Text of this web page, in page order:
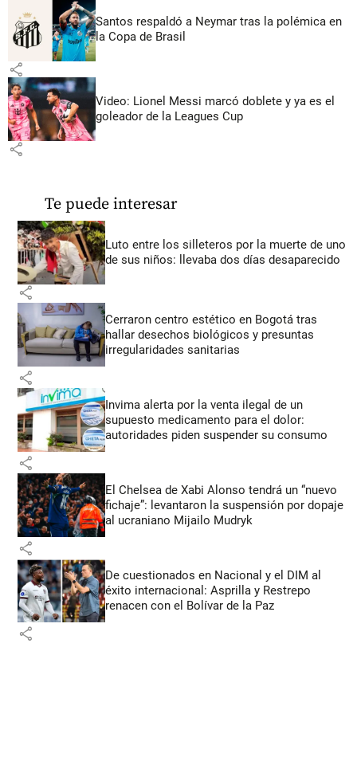
Santos respaldó a Neymar tras la polémica en
la Copa de Brasil
share
Video: Lionel Messi marcó doblete y ya es el
goleador de la Leagues Cup
share
Te puede interesar
Luto entre los silleteros por la muerte de uno
de sus niños: llevaba dos días desaparecido
share
Cerraron centro estético en Bogotá tras
hallar desechos biológicos y presuntas
irregularidades sanitarias
share
Invima alerta por la venta ilegal de un
supuesto medicamento para el dolor:
autoridades piden suspender su consumo
share
El Chelsea de Xabi Alonso tendrá un “nuevo
fichaje”: levantaron la suspensión por dopaje
al ucraniano Mijailo Mudryk
share
De cuestionados en Nacional y el DIM al
éxito internacional: Asprilla y Restrepo
renacen con el Bolívar de la Paz
share